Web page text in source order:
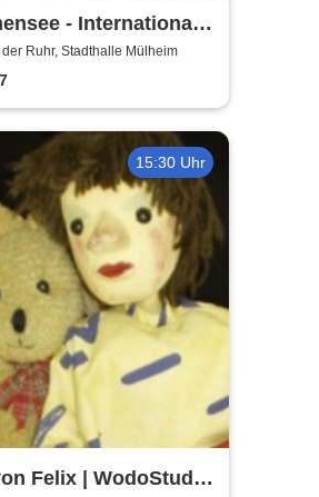
- International
Italia
Ruhr, Stadthalle Mülheim
15:30 Uhr
Felix | WodoStudio